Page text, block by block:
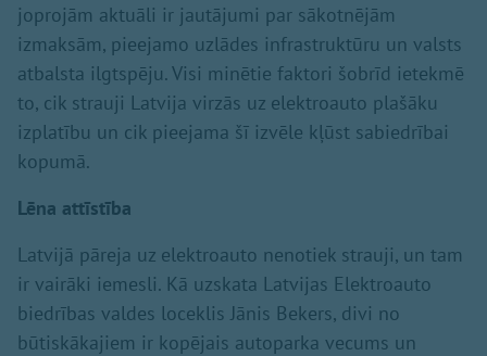
joprojām aktuāli ir jautājumi par sākotnējām
izmaksām, pieejamo uzlādes infrastruktūru un valsts
atbalsta ilgtspēju. Visi minētie faktori šobrīd ietekmē
to, cik strauji Latvija virzās uz elektroauto plašāku
izplatību un cik pieejama šī izvēle kļūst sabiedrībai
kopumā.
Lēna attīstība
Latvijā pāreja uz elektroauto nenotiek strauji, un tam
ir vairāki iemesli. Kā uzskata Latvijas Elektroauto
biedrības valdes loceklis Jānis Bekers, divi no
būtiskākajiem ir kopējais autoparka vecums un